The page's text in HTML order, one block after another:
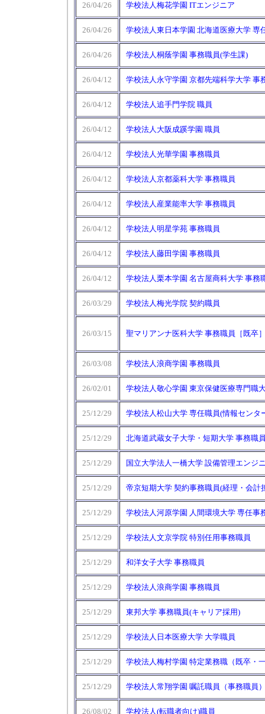
26/04/26 学校法人梅花学園 ITエンジニア
26/04/26 学校法人東日本学園 北海道医療大学 専
26/04/26 学校法人桐蔭学園 事務職員(学生課)
26/04/12 学校法人永守学園 京都先端科学大学 事
26/04/12 学校法人追手門学院 職員
26/04/12 学校法人大阪成蹊学園 職員
26/04/12 学校法人光華学園 事務職員
26/04/12 学校法人京都薬科大学 事務職員
26/04/12 学校法人産業能率大学 事務職員
26/04/12 学校法人明星学苑 事務職員
26/04/12 学校法人藤田学園 事務職員
26/04/12 学校法人栗本学園 名古屋商科大学 事務
26/03/29 学校法人梅光学院 契約職員
26/03/15 聖マリアンナ医科大学 事務職員［既卒
26/03/08 学校法人浪商学園 事務職員
26/02/01 学校法人敬心学園 東京保健医療専門職
25/12/29 学校法人松山大学 専任職員(情報センタ
25/12/29 北海道武蔵女子大学・短期大学 事務職
25/12/29 国立大学法人一橋大学 設備管理エンジ
25/12/29 帝京短期大学 契約事務職員(経理・会計
25/12/29 学校法人河原学園 人間環境大学 専任事
25/12/29 学校法人文京学院 特別任用事務職員
25/12/29 和洋女子大学 事務職員
25/12/29 学校法人浪商学園 事務職員
25/12/29 東邦大学 事務職員(キャリア採用)
25/12/29 学校法人日本医療大学 大学職員
25/12/29 学校法人梅村学園 特定業務職（既卒・
25/12/29 学校法人常翔学園 嘱託職員（事務職員
26/08/02 学校法人(転職者向け)職員